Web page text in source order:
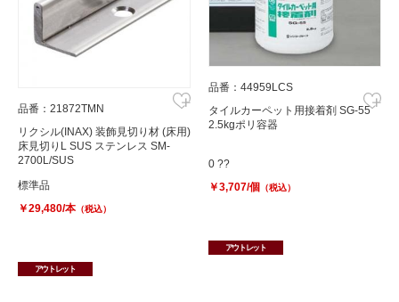
品番：21872TMN
リクシル(INAX) 装飾見切り材 (床用)
床見切りL SUS ステンレス SM-
2700L/SUS
標準品
￥29,480/本 （税込）
アウトレット
品番：44959LCS
タイルカーペット用接着剤 SG-55
2.5kgポリ容器
0 ??
￥3,707/個
（税込）
アウトレット